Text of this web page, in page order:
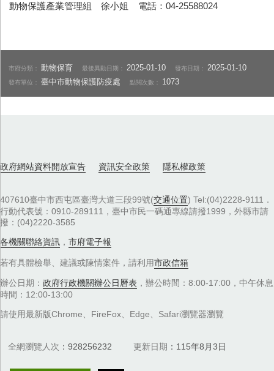
動物保護產業管理組 徐小姐 電話： 04-25588024
市府分類：動物保育 最後異動日期： 2025-01-10 發布日期： 2025-01-10
發布單位：臺中市動物保護防疫處 點閱次數： 1073
政府網站資料開放宣告 資訊安全政策 隱私權政策
407610臺中市西屯區臺灣大道三段99號(交通位置) Tel:(04)2228-9111．
行動代表號：0910-289111，臺中市民一碼通專線請撥1999，外縣市請
撥：(04)2220-3585
各機關聯絡資訊 ， 市府電子報
若有具體檢舉、建議或陳情案件，請利用市政信箱
辦公日期： 政府行政機關辦公日曆表 ，辦公時間：8:00-17:00，中午休息
時間：12:00-13:00
請使用最新版Chrome、FireFox、Edge、Safari瀏覽器瀏覽
全網瀏覽人次 928256232 更新日期 115年8月3日